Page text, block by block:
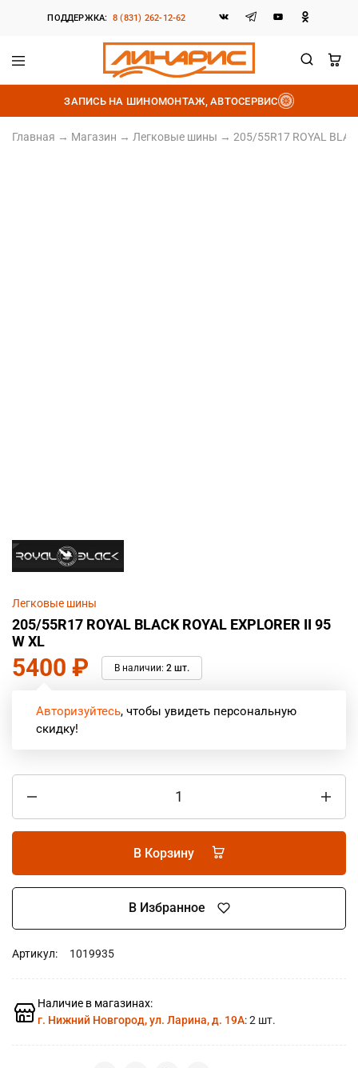
ПОДДЕРЖКА: 8 (831) 262-12-62
Линарис
Продажа
шин,
дисков
и
аккумуляторов
ЗАПИСЬ НА ШИНОМОНТАЖ, АВТОСЕРВИС
Главная → Магазин → Легковые шины → 205/55R17 ROYAL
Легковые шины
205/55R17 ROYAL BLACK ROYAL EXPLORER II 95
W XL
5400 ₽ В наличии: 2 шт.
Авторизуйтесь, чтобы увидеть персональную
скидку!
В Корзину
В Избранное
Артикул: 1019935
Наличие в магазинах:
г. Нижний Новгород, ул. Ларина, д. 19А: 2 шт.